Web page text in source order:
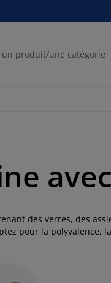
des verres, des
pour la polyvalence,